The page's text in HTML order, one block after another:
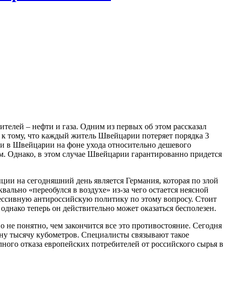
– нефти и газа. Одним из первых об этом рассказал
тому, что каждый житель Швейцарии потеряет порядка 3
в Швейцарии на фоне ухода относительно дешевого
Однако, в этом случае Швейцарии гарантированно придется
на сегодняшний день является Германия, которая по злой
«переобулся в воздухе» из-за чего остается неясной
антироссийскую политику по этому вопросу. Стоит
теперь он действительно может оказаться бесполезен.
понятно, чем закончится все это противостояние. Сегодня
тысячу кубометров. Специалисты связывают такое
отказа европейских потребителей от российского сырья в